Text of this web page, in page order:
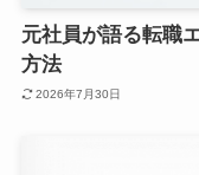
元社員が語る転職
方法
2026年7月30日